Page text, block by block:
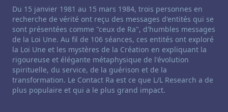
Clause de non-responsabilité concernant le channeling:
Du 15 janvier 1981 au 15 mars 1984, trois personnes en
recherche de vérité ont reçu des messages d'entités qui se
sont présentées comme "ceux de Ra", d'humbles messages
de la Loi Une. Au fil de 106 séances, ces entités ont exploré
la Loi Une et les mystères de la Création en expliquant la
rigoureuse et élégante métaphysique de l'évolution
spirituelle, du service, de la guérison et de la
transformation. Le Contact Ra est ce que L/L Research a de
plus populaire et qui a le plus grand impact.